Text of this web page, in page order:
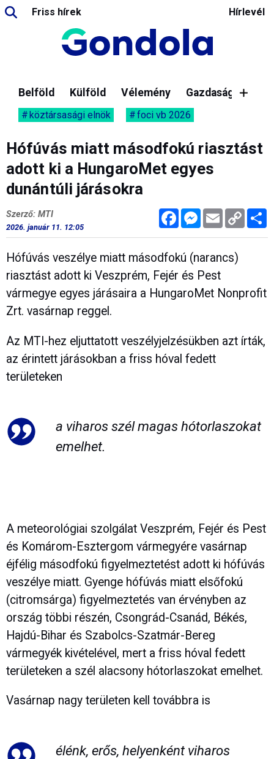
Friss hírek Hírlevél
Belföld Külföld Vélemény Gazdaság
köztársasági elnök foci vb 2026
Hófúvás miatt másodfokú riasztást
adott ki a HungaroMet egyes
dunántúli járásokra
FacebookMessenger
Email Copy
Link
Szerző: MTI
2026. január 11. 12:05
Hófúvás veszélye miatt másodfokú (narancs)
riasztást adott ki Veszprém, Fejér és Pest
vármegye egyes járásaira a HungaroMet Nonprofit
Zrt. vasárnap reggel.
Az MTI-hez eljuttatott veszélyjelzésükben azt írták,
az érintett járásokban a friss hóval fedett
területeken
a viharos szél magas hótorlaszokat
emelhet.
A meteorológiai szolgálat Veszprém, Fejér és Pest
és Komárom-Esztergom vármegyére vasárnap
éjfélig másodfokú figyelmeztetést adott ki hófúvás
veszélye miatt. Gyenge hófúvás miatt elsőfokú
(citromsárga) figyelmeztetés van érvényben az
ország többi részén, Csongrád-Csanád, Békés,
Hajdú-Bihar és Szabolcs-Szatmár-Bereg
vármegyék kivételével, mert a friss hóval fedett
területeken a szél alacsony hótorlaszokat emelhet.
Vasárnap nagy területen kell továbbra is
élénk, erős, helyenként viharos